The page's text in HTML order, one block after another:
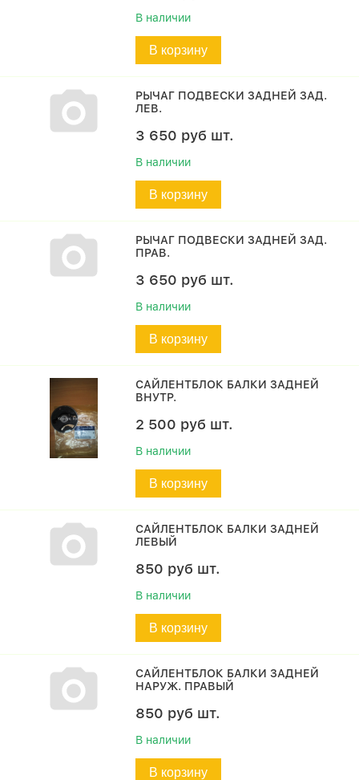
В наличии
В корзину
РЫЧАГ ПОДВЕСКИ ЗАДНЕЙ ЗАД.
ЛЕВ.
3 650 руб шт.
В наличии
В корзину
РЫЧАГ ПОДВЕСКИ ЗАДНЕЙ ЗАД.
ПРАВ.
3 650 руб шт.
В наличии
В корзину
САЙЛЕНТБЛОК БАЛКИ ЗАДНЕЙ
ВНУТР.
2 500 руб шт.
В наличии
В корзину
САЙЛЕНТБЛОК БАЛКИ ЗАДНЕЙ
ЛЕВЫЙ
850 руб шт.
В наличии
В корзину
САЙЛЕНТБЛОК БАЛКИ ЗАДНЕЙ
НАРУЖ. ПРАВЫЙ
850 руб шт.
В наличии
В корзину